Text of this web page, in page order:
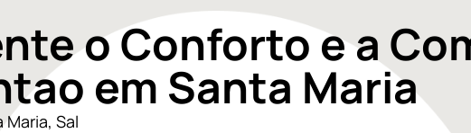
o Conforto e a
em Santa Maria
Sal